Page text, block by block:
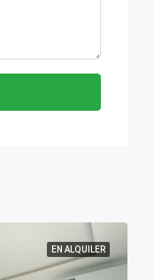
EN ALQUILER